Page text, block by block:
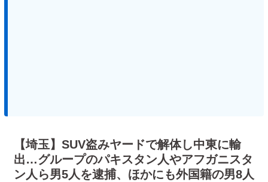
【埼玉】SUV盗みヤードで解体し中東に輸
出…グループのパキスタン人やアフガニスタ
ン人ら男5人を逮捕、ほかにも外国籍の男8人